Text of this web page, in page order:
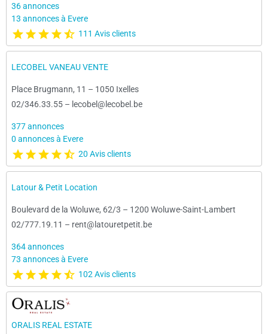
36 annonces
13 annonces à Evere
111 Avis clients
LECOBEL VANEAU VENTE
Place Brugmann, 11 – 1050 Ixelles
02/346.33.55 – lecobel@lecobel.be
377 annonces
0 annonces à Evere
20 Avis clients
Latour & Petit Location
Boulevard de la Woluwe, 62/3 – 1200 Woluwe-Saint-Lambert
02/777.19.11 – rent@latouretpetit.be
364 annonces
73 annonces à Evere
102 Avis clients
ORALIS REAL ESTATE